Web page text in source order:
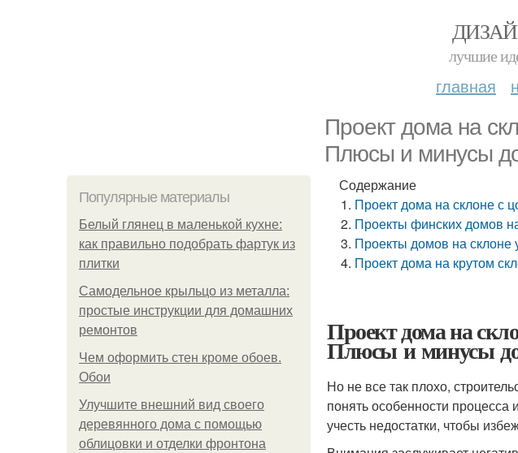
лучшие
главная
Проект дома на
Плюсы и минусы
Популярные материалы
Белый глянец в маленькой кухне:
как правильно подобрать фартук из
плитки
Самодельное крыльцо из металла:
простые инструкции для домашних
ремонтов
Чем оформить стен кроме обоев.
Обои
Улучшите внешний вид своего
деревянного дома с помощью
облицовки и отделки фронтона
Содержание
Проект дома на склоне с
Проекты финских
Проекты домов на склоне
Проект дома на крутом
Проект дома на
Плюсы и минусы
Но не все так плохо,
понять особенности
учесть недостатки, чтобы